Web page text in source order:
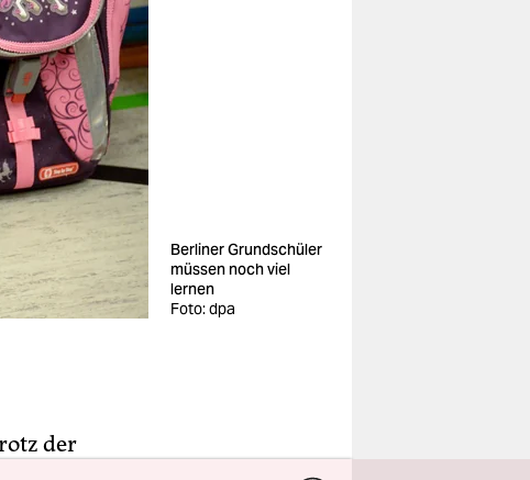
Berliner Grundschüler
müssen noch viel
lernen
Foto: dpa
der